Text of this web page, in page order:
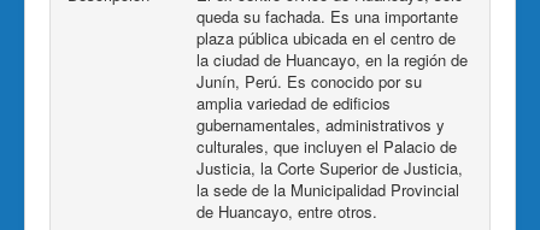
queda su fachada. Es una importante
plaza pública ubicada en el centro de
la ciudad de Huancayo, en la región de
Junín, Perú. Es conocido por su
amplia variedad de edificios
gubernamentales, administrativos y
culturales, que incluyen el Palacio de
Justicia, la Corte Superior de Justicia,
la sede de la Municipalidad Provincial
de Huancayo, entre otros.